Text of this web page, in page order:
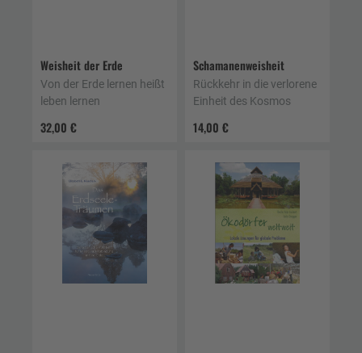
Weisheit der Erde
32,00 €
Von der Erde lernen heißt
leben lernen
Schamanenweisheit
14,00 €
Rückkehr in die verlorene
Einheit des Kosmos